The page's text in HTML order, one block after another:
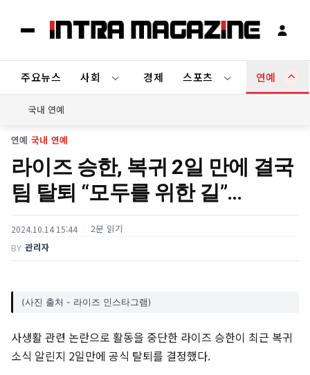
주요뉴스 사회 경제 스포츠 연예
국내 연예
연예›국내 연예
라이즈 승한, 복귀 2일 만에 결국
팀 탈퇴 “모두를 위한 길”…
2024.10.14 15:44 2분 읽기
BY 관리자
(사진 출처 - 라이즈 인스타그램)
사생활 관련 논란으로 활동을 중단한 라이즈 승한이 최근 복귀
소식 알린지 2일만에 공식 탈퇴를 결정했다.